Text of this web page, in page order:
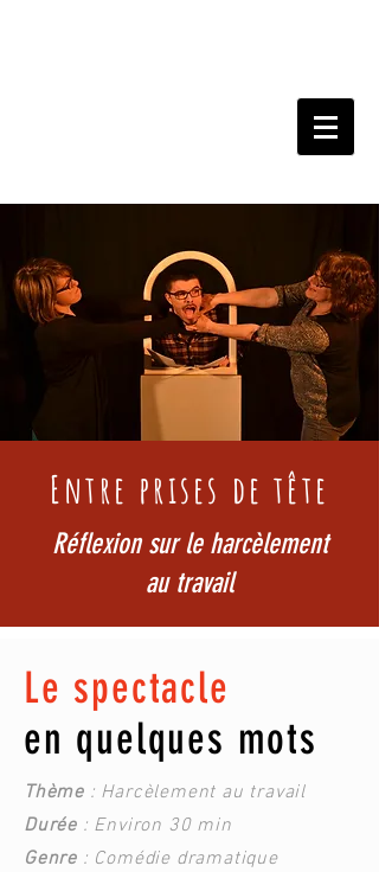
Entre prises de tête
Réflexion sur le harcèlement
au travail
Le spectacle
en quelques mots
Thème : Harcèlement au travail
Durée : Environ 30 min
Genre : Comédie dramatique